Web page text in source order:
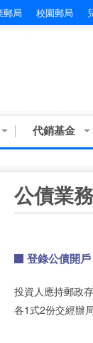
郵局 校園郵局
代銷基金
公債業務
登錄公債開戶
投資人應持郵政
各1式2份交經辦